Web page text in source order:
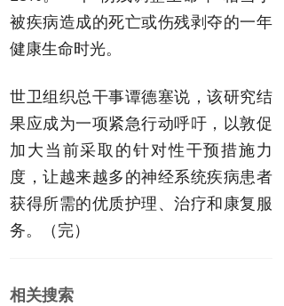
被疾病造成的死亡或伤残剥夺的一年
健康生命时光。
世卫组织总干事谭德塞说，该研究结
果应成为一项紧急行动呼吁，以敦促
加大当前采取的针对性干预措施力
度，让越来越多的神经系统疾病患者
获得所需的优质护理、治疗和康复服
务。（完）
相关搜索